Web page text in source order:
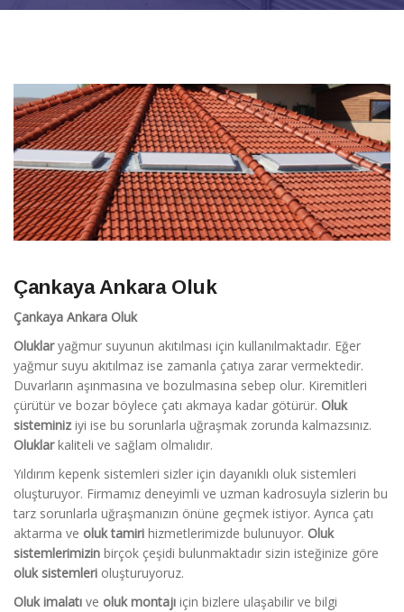
Çankaya Ankara Oluk
Çankaya Ankara Oluk
Oluklaryağmur suyunun akıtılması için kullanılmaktadır. Eğer
yağmur suyu akıtılmaz ise zamanla çatıya zarar vermektedir.
Duvarların aşınmasına ve bozulmasına sebep olur. Kiremitleri
çürütür ve bozar böylece çatı akmaya kadar götürür. Oluk
sisteminiz iyi ise bu sorunlarla uğraşmak zorunda kalmazsınız.
Oluklarkaliteli ve sağlam olmalıdır.
Yıldırım kepenk sistemleri sizler için dayanıklı oluk sistemleri
oluşturuyor. Firmamız deneyimli ve uzman kadrosuyla sizlerin bu
tarz sorunlarla uğraşmanızın önüne geçmek istiyor. Ayrıca çatı
aktarma ve oluk tamiri hizmetlerimizde bulunuyor. Oluk
sistemlerimizin birçok çeşidi bulunmaktadır sizin isteğinize göre
oluk sistemleri oluşturuyoruz.
Oluk imalatı ve oluk montajı için bizlere ulaşabilir ve bilgi